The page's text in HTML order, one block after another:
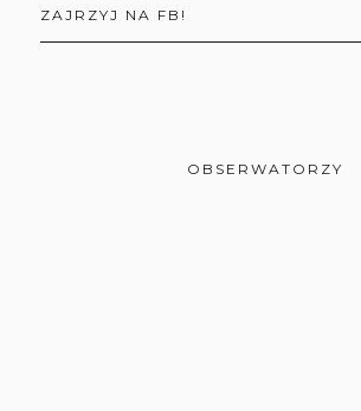
ZAJRZYJ NA FB!
OBSERWATORZY